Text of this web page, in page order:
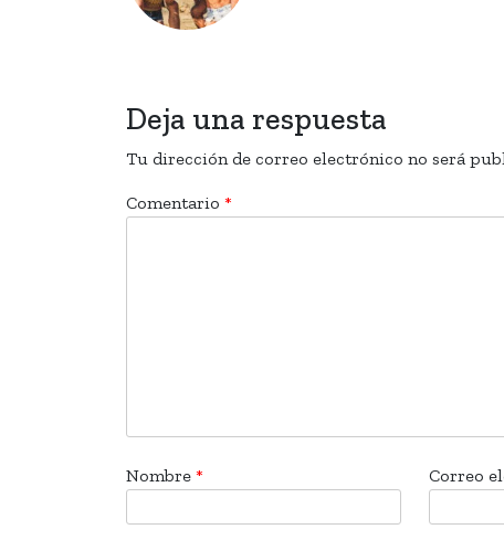
Deja una respuesta
Tu dirección de correo electrónico no será
Comentario *
Nombre * Correo